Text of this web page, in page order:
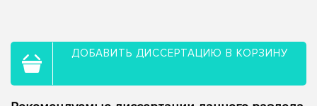
ДОБАВИТЬ ДИССЕРТАЦИЮ В КОРЗИНУ